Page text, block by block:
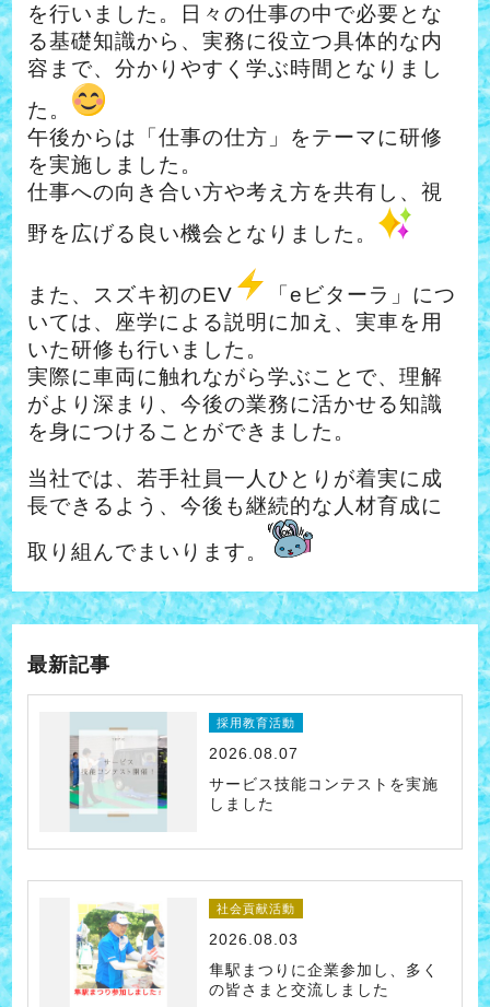
を行いました。日々の仕事の中で必要とな
る基礎知識から、実務に役立つ具体的な内
容まで、分かりやすく学ぶ時間となりまし
た。
午後からは「仕事の仕方」をテーマに研修
を実施しました。
仕事への向き合い方や考え方を共有し、視
野を広げる良い機会となりました。
また、スズキ初のEV
「eビターラ」につ
いては、座学による説明に加え、実車を用
いた研修も行いました。
実際に車両に触れながら学ぶことで、理解
がより深まり、今後の業務に活かせる知識
を身につけることができました。
当社では、若手社員一人ひとりが着実に成
長できるよう、今後も継続的な人材育成に
取り組んでまいります。
最新記事
採用教育活動
2026.08.07
サービス技能コンテストを実施
しました
社会貢献活動
2026.08.03
隼駅まつりに企業参加し、多く
の皆さまと交流しました